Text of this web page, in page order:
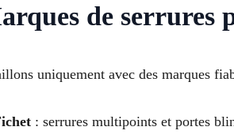
de serrures
uniquement avec des marques
: serrures multipoints et portes